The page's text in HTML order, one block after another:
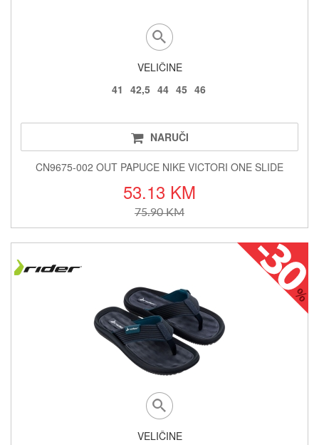
VELIČINE
41 42,5 44 45 46
NARUČI
CN9675-002 OUT PAPUCE NIKE VICTORI ONE SLIDE
53.13 KM
75.90 KM
VELIČINE